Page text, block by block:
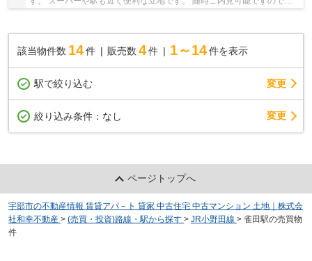
該当物件数 14件 販売数 4 件 1～14 件を表示
駅で絞り込む 変更
絞り込み条件： なし 変更
ページトップへ
宇部市の不動産情報 賃貸アパ－ト 貸家 中古住宅 中古マンション 土地｜株式会
社和幸不動産 > (売買・投資)路線・駅から探す > JR小野田線 > 雀田駅の売買物
件